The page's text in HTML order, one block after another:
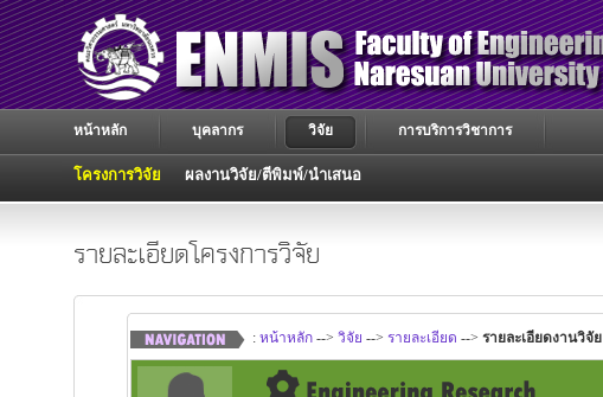
หน้าหลัก บุคลากร วิจัย
โครงการวิจัย ผลงานวิจัย/ตีพิมพ์/นำเสนอ
การบริการวิชาการ
รายละเอียดโครงการวิจัย
: หน้าหลัก --> วิจัย --> รายละเอียด --> รายละเอียดงานวิจัย